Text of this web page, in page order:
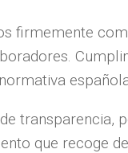
firmemente
transparencia,
que recoge